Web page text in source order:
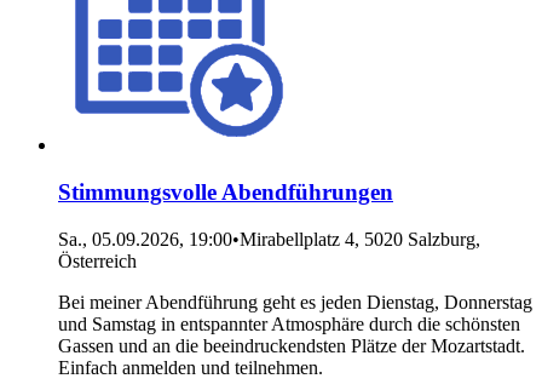
Stimmungsvolle Abendführungen
Sa., 05.09.2026, 19:00•Mirabellplatz 4, 5020 Salzburg,
Österreich
Bei meiner Abendführung geht es jeden Dienstag, Donnerstag
und Samstag in entspannter Atmosphäre durch die schönsten
Gassen und an die beeindruckendsten Plätze der Mozartstadt.
Einfach anmelden und teilnehmen.